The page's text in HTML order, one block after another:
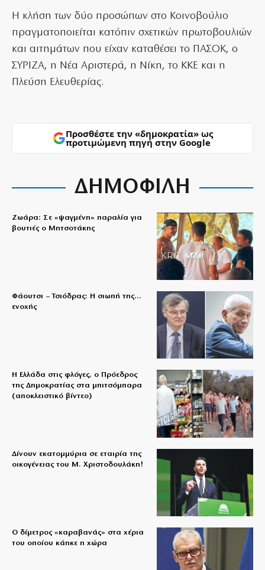
Η κλήση των δύο προσώπων στο Κοινοβούλιο
πραγματοποιείται κατόπιν σχετικών πρωτοβουλιών
και αιτημάτων που είχαν καταθέσει το ΠΑΣΟΚ, ο
ΣΥΡΙΖΑ, η Νέα Αριστερά, η Νίκη, το ΚΚΕ και η
Πλεύση Ελευθερίας.
Προσθέστε την «δημοκρατία» ως
προτιμώμενη πηγή στην Google
ΔΗΜΟΦΙΛΗ
Ζωάρα: Σε «ψαγμένη» παραλία για
βουτιές ο Μητσοτάκης
Φάουτσι – Τσιόδρας: Η σιωπή της…
ενοχής
Η Ελλάδα στις φλόγες, ο Πρόεδρος
της Δημοκρατίας στα μπιτσόμπαρα
(αποκλειστικό βίντεο)
Δίνουν εκατομμύρια σε εταιρία της
οικογένειας του Μ. Χριστοδουλάκη!
Ο δίμετρος «καραβανάς» στα χέρια
του οποίου κάηκε η χώρα